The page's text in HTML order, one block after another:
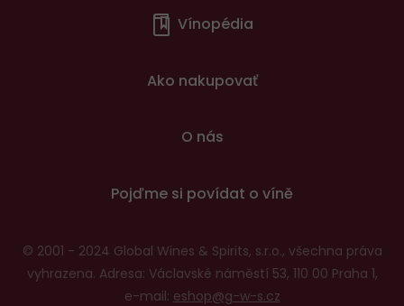
Vínopédia
Ako nakupovať
O nás
Pojďme si povídat o víně
© 2001 - 2024 Global Wines & Spirits, s.r.o., všechna práva
vyhrazena. Adresa: Václavské náměstí 53, 110 00 Praha 1,
e-mail: eshop@g-w-s.cz